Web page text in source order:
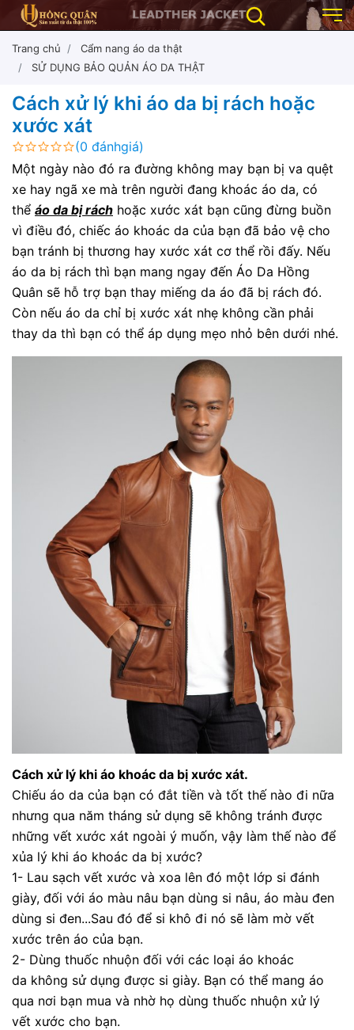
Trang chủ
Cẩm nang áo da thật
SỬ DỤNG BẢO QUẢN ÁO DA THẬT
Cách xử lý khi áo da bị rách hoặc
xước xát
(0 đánhgiá)
Một ngày nào đó ra đường không may bạn bị va quệt
xe hay ngã xe mà trên người đang khoác áo da, có
thể áo da bị rách hoặc xước xát bạn cũng đừng buồn
vì điều đó, chiếc áo khoác da của bạn đã bảo vệ cho
bạn tránh bị thương hay xước xát cơ thể rồi đấy. Nếu
áo da bị rách thì bạn mang ngay đến Áo Da Hồng
Quân sẽ hỗ trợ bạn thay miếng da áo đã bị rách đó.
Còn nếu áo da chỉ bị xước xát nhẹ không cần phải
thay da thì bạn có thể áp dụng mẹo nhỏ bên dưới nhé.
Cách xử lý khi áo khoác da bị xước xát.
Chiếu áo da của bạn có đắt tiền và tốt thế nào đi nữa
nhưng qua năm tháng sử dụng sẽ không tránh được
những vết xước xát ngoài ý muốn, vậy làm thế nào để
xủa lý khi áo khoác da bị xước?
1- Lau sạch vết xước và xoa lên đó một lớp si đánh
giày, đối với áo màu nâu bạn dùng si nâu, áo màu đen
dùng si đen...Sau đó để si khô đi nó sẽ làm mờ vết
xước trên áo của bạn.
2- Dùng thuốc nhuộn đối với các loại áo khoác
da không sử dụng được si giày. Bạn có thể mang áo
qua nơi bạn mua và nhờ họ dùng thuốc nhuộn xử lý
vết xước cho bạn.